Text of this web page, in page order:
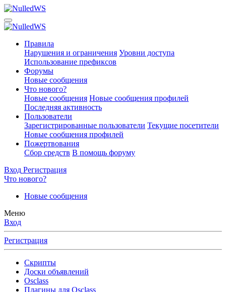
Правила
Нарушения и ограничения Уровни доступа
Использование префиксов
Форумы
Новые сообщения
Что нового?
Новые сообщения Новые сообщения профилей
Последняя активность
Пользователи
Зарегистрированные пользователи Текущие посетители
Новые сообщения профилей
Пожертвования
Сбор средств В помощь форуму
Вход Регистрация
Что нового?
Новые сообщения
Меню
Вход
Регистрация
Скрипты
Доски объявлений
Osclass
Плагины для Osclass